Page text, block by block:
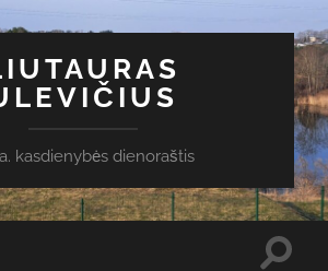
kasdienybės dienoraštis